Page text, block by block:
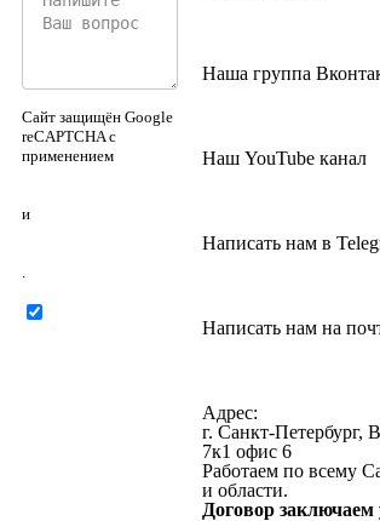
Сайт защищён Google
reCAPTCHA с
применением
и
Наша группа
Наш YouTube канал
Написать нам в
Написать нам на
Адрес:
г. Санкт-Петербург,
7к1 офис 6
Работаем по всему
и области.
Договор заключаем